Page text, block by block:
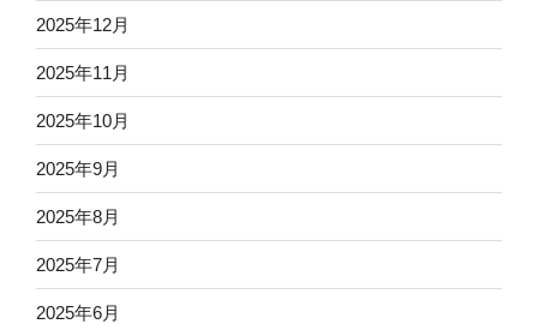
2025年12月
2025年11月
2025年10月
2025年9月
2025年8月
2025年7月
2025年6月